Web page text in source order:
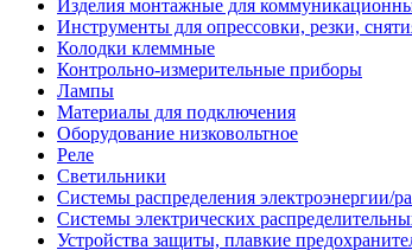
Изделия монтажные для
Инструменты для опрессовки, резки,
Колодки клеммные
Контрольно-измерительные приборы
Лампы
Материалы для подключения
Оборудование низковольтное
Реле
Светильники
Системы распределения электроэнергии/
Системы электрических
Устройства защиты, плавкие